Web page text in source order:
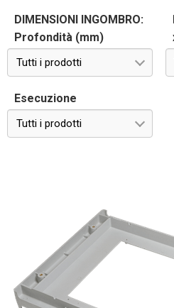
DIMENSIONI INGOMBRO:
Profondità (mm)
Tutti i prodotti
Esecuzione
Tutti i prodotti